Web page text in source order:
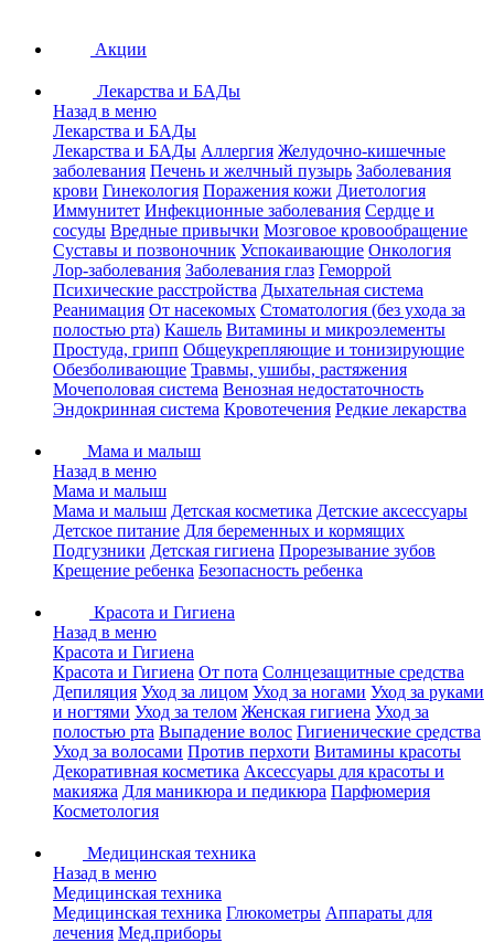
Акции
Лекарства и БАДы
Назад в меню
Лекарства и БАДы
Лекарства и БАДы Аллергия Желудочно-кишечные
заболевания Печень и желчный пузырь Заболевания
крови Гинекология Поражения кожи Диетология
Иммунитет Инфекционные заболевания Сердце и
сосуды Вредные привычки Мозговое кровообращение
Суставы и позвоночник Успокаивающие Онкология
Лор-заболевания Заболевания глаз Геморрой
Психические расстройства Дыхательная система
Реанимация От насекомых Стоматология (без ухода за
полостью рта) Кашель Витамины и микроэлементы
Простуда, грипп Общеукрепляющие и тонизирующие
Обезболивающие Травмы, ушибы, растяжения
Мочеполовая система Венозная недостаточность
Эндокринная система Кровотечения Редкие лекарства
Мама и малыш
Назад в меню
Мама и малыш
Мама и малыш Детская косметика Детские аксессуары
Детское питание Для беременных и кормящих
Подгузники Детская гигиена Прорезывание зубов
Крещение ребенка Безопасность ребенка
Красота и Гигиена
Назад в меню
Красота и Гигиена
Красота и Гигиена От пота Солнцезащитные средства
Депиляция Уход за лицом Уход за ногами Уход за руками
и ногтями Уход за телом Женская гигиена Уход за
полостью рта Выпадение волос Гигиенические средства
Уход за волосами Против перхоти Витамины красоты
Декоративная косметика Аксессуары для красоты и
макияжа Для маникюра и педикюра Парфюмерия
Косметология
Медицинская техника
Назад в меню
Медицинская техника
Медицинская техника Глюкометры Аппараты для
лечения Мед.приборы